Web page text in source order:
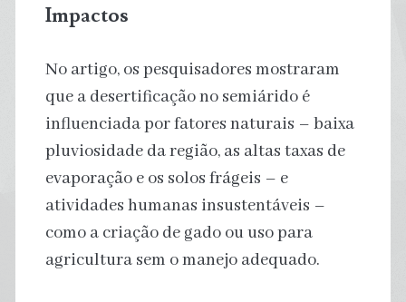
Impactos
No artigo, os pesquisadores mostraram
que a desertificação no semiárido é
influenciada por fatores naturais – baixa
pluviosidade da região, as altas taxas de
evaporação e os solos frágeis – e
atividades humanas insustentáveis –
como a criação de gado ou uso para
agricultura sem o manejo adequado.